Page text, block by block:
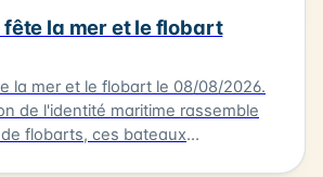
la mer et le flobart
la mer et le flobart le 08/08/2026.
de l'identité maritime rassemble
flobarts, ces bateaux